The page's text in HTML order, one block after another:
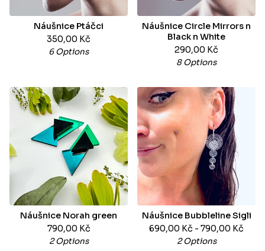
Náušnice Ptáčci
350,00 Kč
6 Options
Náušnice Circle Mirrors n
Black n White
290,00 Kč
8 Options
Náušnice Norah green
790,00 Kč
2 Options
Náušnice Bubbleline Sigli
690,00 Kč - 790,00 Kč
2 Options